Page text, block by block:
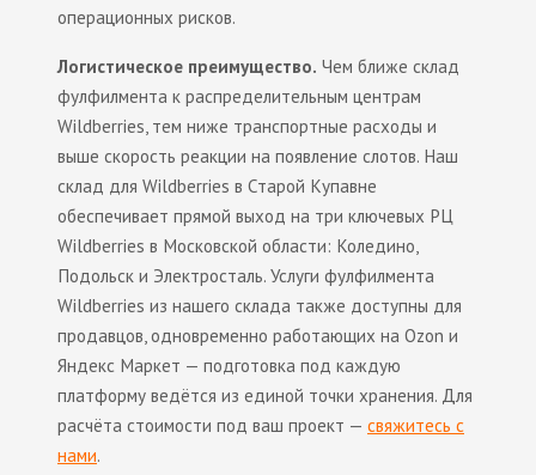
операционных рисков.
Логистическое преимущество. Чем ближе склад
фулфилмента к распределительным центрам
Wildberries, тем ниже транспортные расходы и
выше скорость реакции на появление слотов. Наш
склад для Wildberries в Старой Купавне
обеспечивает прямой выход на три ключевых РЦ
Wildberries в Московской области: Коледино,
Подольск и Электросталь. Услуги фулфилмента
Wildberries из нашего склада также доступны для
продавцов, одновременно работающих на Ozon и
Яндекс Маркет — подготовка под каждую
платформу ведётся из единой точки хранения. Для
расчёта стоимости под ваш проект — свяжитесь с
нами.